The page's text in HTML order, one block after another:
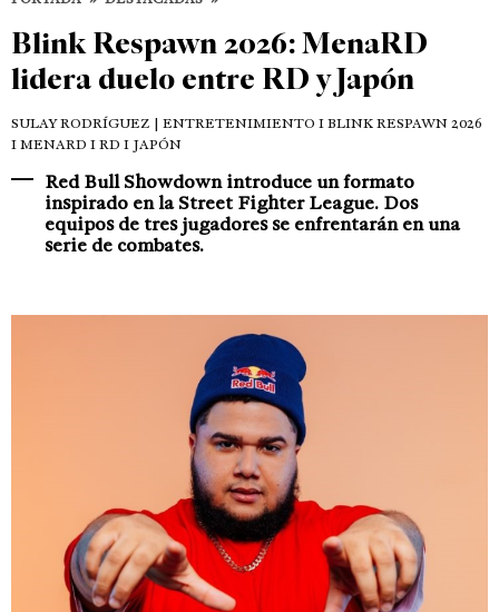
Blink Respawn 2026: MenaRD
lidera duelo entre RD y Japón
SULAY RODRÍGUEZ | ENTRETENIMIENTO I BLINK RESPAWN 2026
I MENARD I RD I JAPÓN
Red Bull Showdown introduce un formato
inspirado en la Street Fighter League. Dos
equipos de tres jugadores se enfrentarán en una
serie de combates.